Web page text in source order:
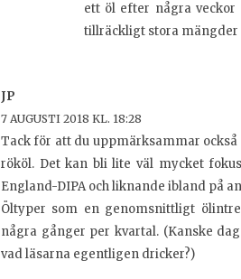
ett öl efter några veckor
tillräckligt stora
JP
7 AUGUSTI 2018 KL. 18:28
Tack för att du uppmärksammar
rököl. Det kan bli lite väl mycket
England-DIPA och liknande ibland på
Öltyper som en genomsnittligt
några gånger per kvartal. (Kanske
vad läsarna egentligen dricker?)